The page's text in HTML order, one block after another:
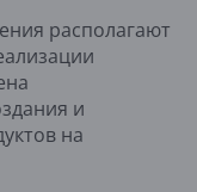
располагают
и
на